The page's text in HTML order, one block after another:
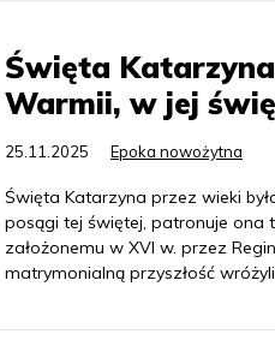
Święta
Warmii, w jej
25.11.2025 Epoka nowożytna
Święta Katarzyna przez wieki
posągi tej świętej, patronuje ona
założonemu w XVI w. przez
matrymonialną przyszłość